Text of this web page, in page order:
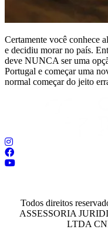
Certamente você conhece
e decidiu morar no país.
deve NUNCA ser uma
Portugal e começar uma
normal começar do jeito
Todos direitos
ASSESSORIA
LTDA